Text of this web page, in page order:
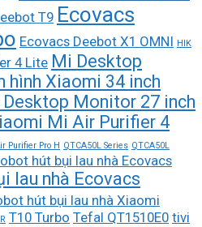
T9 Ecovacs
Ecovacs Deebot X1 OMNI HIK
4 Lite Mi Desktop
hình Xiaomi 34 inch
Monitor 27 inch
Mi Air Purifier 4
Purifier Pro H QTCA50L Series QTCA50L
hút bụi lau nhà Ecovacs
lau nhà Ecovacs
hút bụi lau nhà Xiaomi
T10 Turbo Tefal QT1510E0 tivi